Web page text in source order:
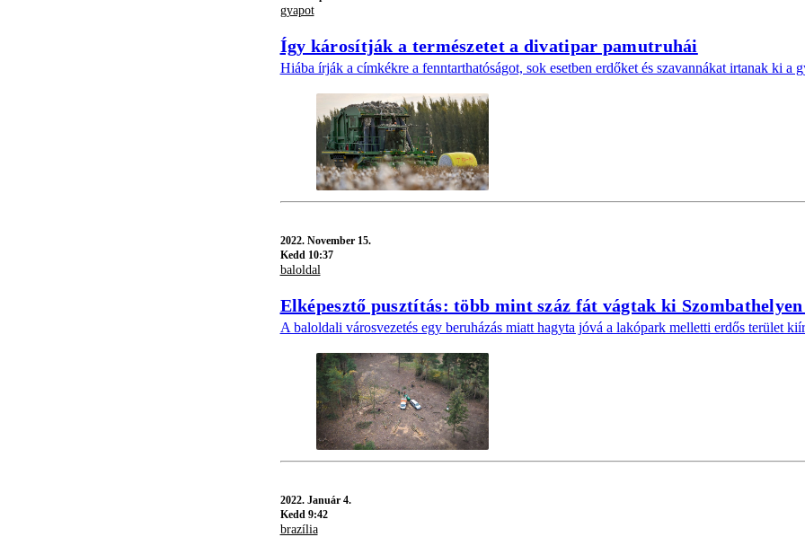
gyapot
Így károsítják a természetet a divatipar pamutruhái
Hiába írják a címkékre a fenntarthatóságot, sok esetben erdőket és szavannákat irtanak ki a
2022. November 15.
Kedd 10:37
baloldal
Elképesztő pusztítás: több mint száz fát vágtak ki
A baloldali városvezetés egy beruházás miatt hagyta jóvá a lakópark melletti erdős terület
2022. Január 4.
Kedd 9:42
brazília